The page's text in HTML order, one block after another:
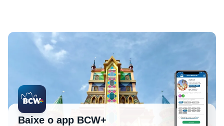
Baixe o app BCW+